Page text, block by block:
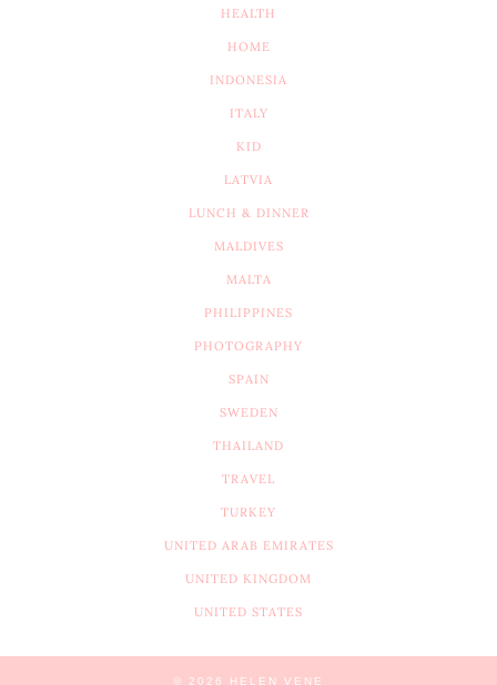
HEALTH
HOME
INDONESIA
ITALY
KID
LATVIA
LUNCH & DINNER
MALDIVES
MALTA
PHILIPPINES
PHOTOGRAPHY
SPAIN
SWEDEN
THAILAND
TRAVEL
TURKEY
UNITED ARAB EMIRATES
UNITED KINGDOM
UNITED STATES
© 2026 HELEN VENE